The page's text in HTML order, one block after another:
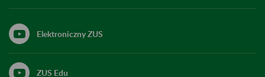
Elektroniczny ZUS
ZUS Edu